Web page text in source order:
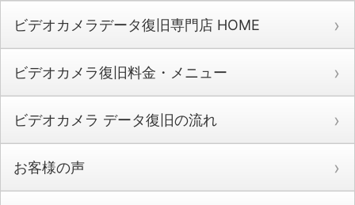
ビデオカメラデータ復旧専門店 HOME
ビデオカメラ復旧料金・メニュー
ビデオカメラ データ復旧の流れ
お客様の声